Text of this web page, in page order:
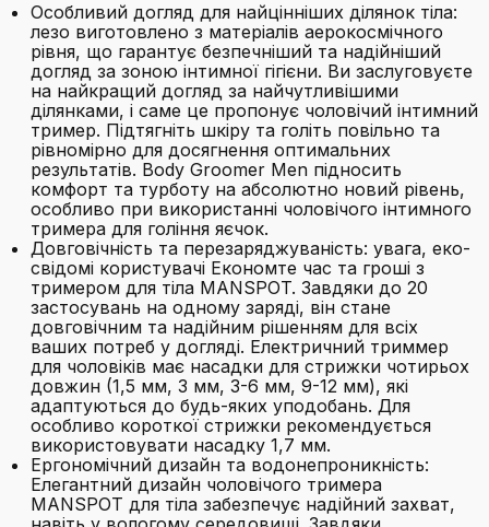
Особливий догляд для найцінніших ділянок тіла:
лезо виготовлено з матеріалів аерокосмічного
рівня, що гарантує безпечніший та надійніший
догляд за зоною інтимної гігієни. Ви заслуговуєте
на найкращий догляд за найчутливішими
ділянками, і саме це пропонує чоловічий інтимний
тример. Підтягніть шкіру та голіть повільно та
рівномірно для досягнення оптимальних
результатів. Body Groomer Men підносить
комфорт та турботу на абсолютно новий рівень,
особливо при використанні чоловічого інтимного
тримера для гоління яєчок.
Довговічність та перезаряджуваність: увага, еко-
свідомі користувачі Економте час та гроші з
тримером для тіла MANSPOT. Завдяки до 20
застосувань на одному заряді, він стане
довговічним та надійним рішенням для всіх
ваших потреб у догляді. Електричний триммер
для чоловіків має насадки для стрижки чотирьох
довжин (1,5 мм, 3 мм, 3-6 мм, 9-12 мм), які
адаптуються до будь-яких уподобань. Для
особливо короткої стрижки рекомендується
використовувати насадку 1,7 мм.
Ергономічний дизайн та водонепроникність:
Елегантний дизайн чоловічого тримера
MANSPOT для тіла забезпечує надійний захват,